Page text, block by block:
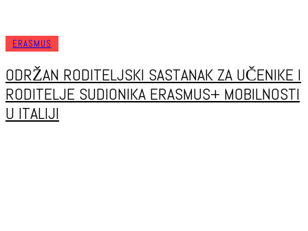
ERASMUS
ODRŽAN RODITELJSKI SASTANAK ZA UČENIKE I
RODITELJE SUDIONIKA ERASMUS+ MOBILNOSTI
U ITALIJI